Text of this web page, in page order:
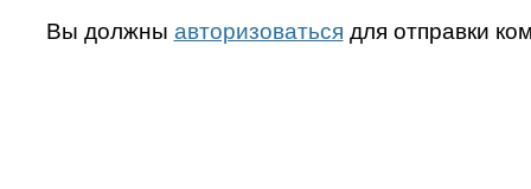
Вы должны авторизоваться для отправки